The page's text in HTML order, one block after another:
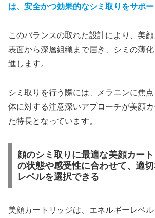
は、安全かつ効果的なシミ取りをサポー
このバランスの取れた設計により、美
表面から深層組織まで届き、シミの薄
進します。
シミ取りを行う際には、メラニンに焦
体に対する注意深いアプローチが美顔
た特長となっています。
顔のシミ取りに最適な美顔カー
の状態や感受性に合わせて、適
レベルを選択できる
美顔カートリッジは、エネルギーレベ